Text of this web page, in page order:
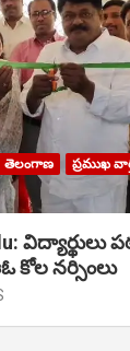
తెలంగాణ
ప్రముఖ
విద్యార్థులు
కోల నర్సింలు